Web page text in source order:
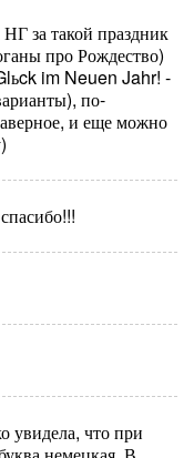
за такой праздник
про Рождество)
im Neuen Jahr! -
по-
и еще можно
увидела, что при